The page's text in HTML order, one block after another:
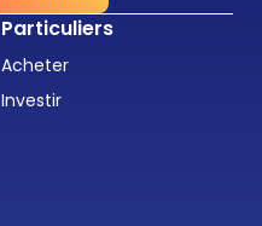
Particuliers
Acheter
Investir